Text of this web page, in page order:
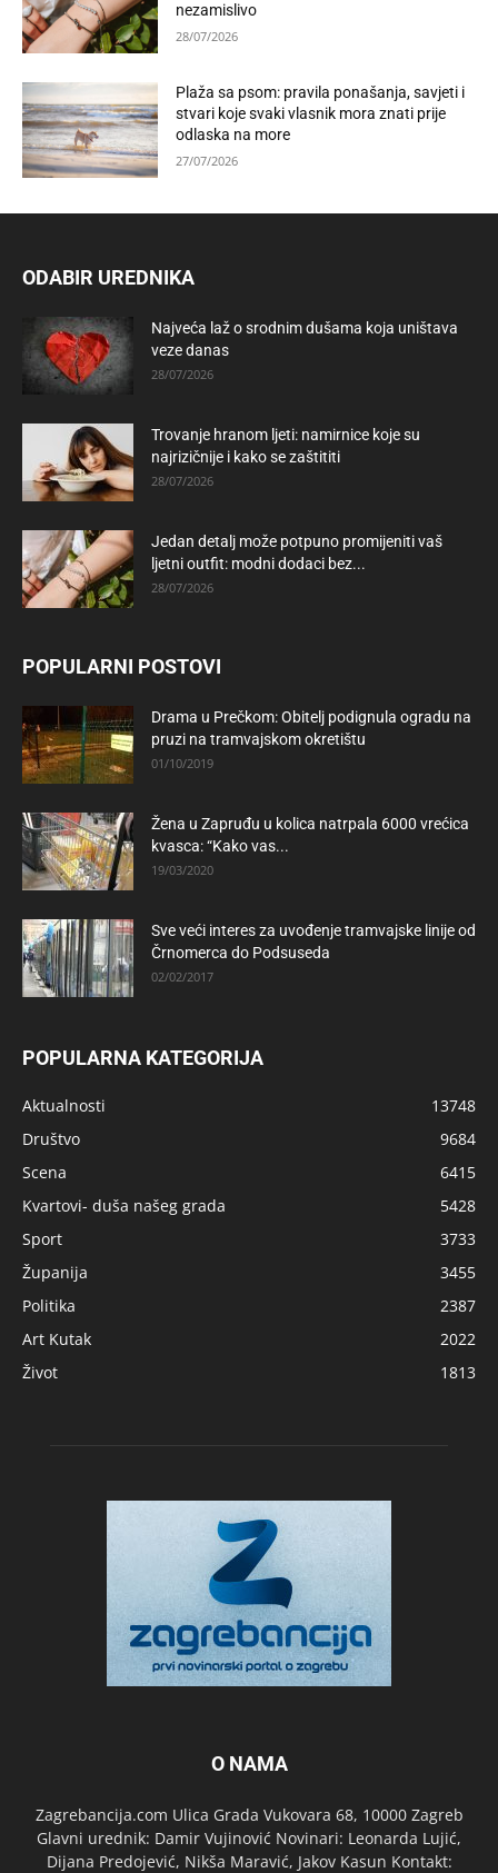
nezamislivo
28/07/2026
Plaža sa psom: pravila ponašanja, savjeti i
stvari koje svaki vlasnik mora znati prije
odlaska na more
27/07/2026
ODABIR UREDNIKA
Najveća laž o srodnim dušama koja uništava
veze danas
28/07/2026
Trovanje hranom ljeti: namirnice koje su
najrizičnije i kako se zaštititi
28/07/2026
Jedan detalj može potpuno promijeniti vaš
ljetni outfit: modni dodaci bez...
28/07/2026
POPULARNI POSTOVI
Drama u Prečkom: Obitelj podignula ogradu na
pruzi na tramvajskom okretištu
01/10/2019
Žena u Zapruđu u kolica natrpala 6000 vrećica
kvasca: “Kako vas...
19/03/2020
Sve veći interes za uvođenje tramvajske linije od
Črnomerca do Podsuseda
02/02/2017
POPULARNA KATEGORIJA
Aktualnosti
13748
Društvo
9684
Scena
6415
Kvartovi- duša našeg grada
5428
Sport
3733
Županija
3455
Politika
2387
Art Kutak
2022
Život
1813
O NAMA
Zagrebancija.com Ulica Grada Vukovara 68, 10000 Zagreb
Glavni urednik: Damir Vujinović Novinari: Leonarda Lujić,
Dijana Predojević, Nikša Maravić, Jakov Kasun Kontakt: